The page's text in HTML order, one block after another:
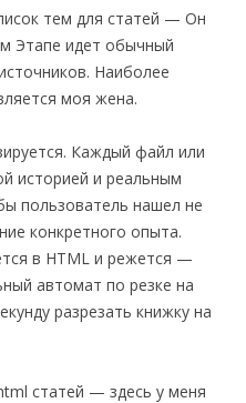
тем для статей — Он
Этапе идет обычный
Наиболее
моя жена.
Каждый файл или
историей и реальным
пользователь нашел не
конкретного опыта.
в HTML и режется —
автомат по резке на
разрезать книжку на
статей — здесь у меня